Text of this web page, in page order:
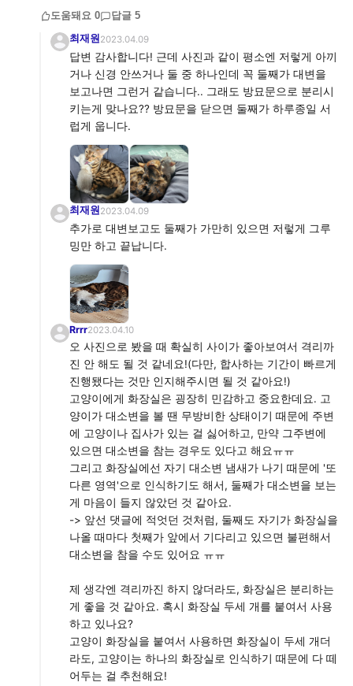
도움돼요 0 답글 5
최재원2023.04.09
답변 감사합니다! 근데 사진과 같이 평소엔 저렇게 아끼
거나 신경 안쓰거나 둘 중 하나인데 꼭 둘째가 대변을
보고나면 그런거 같습니다.. 그래도 방묘문으로 분리시
키는게 맞나요?? 방묘문을 닫으면 둘째가 하루종일 서
럽게 웁니다.
최재원2023.04.09
추가로 대변보고도 둘째가 가만히 있으면 저렇게 그루
밍만 하고 끝납니다.
Rrrr2023.04.10
오 사진으로 봤을 때 확실히 사이가 좋아보여서 격리까
진 안 해도 될 것 같네요!(다만, 합사하는 기간이 빠르게
진행됐다는 것만 인지해주시면 될 것 같아요!)
고양이에게 화장실은 굉장히 민감하고 중요한데요. 고
양이가 대소변을 볼 땐 무방비한 상태이기 때문에 주변
에 고양이나 집사가 있는 걸 싫어하고, 만약 그주변에
있으면 대소변을 참는 경우도 있다고 해요ㅠㅠ
그리고 화장실에선 자기 대소변 냄새가 나기 때문에 '또
다른 영역'으로 인식하기도 해서, 둘째가 대소변을 보는
게 마음이 들지 않았던 것 같아요.
-> 앞선 댓글에 적엇던 것처럼, 둘째도 자기가 화장실을
나올 때마다 첫째가 앞에서 기다리고 있으면 불편해서
대소변을 참을 수도 있어요 ㅠㅠ
제 생각엔 격리까진 하지 않더라도, 화장실은 분리하는
게 좋을 것 같아요. 혹시 화장실 두세 개를 붙여서 사용
하고 있나요?
고양이 화장실을 붙여서 사용하면 화장실이 두세 개더
라도, 고양이는 하나의 화장실로 인식하기 때문에 다 떼
어두는 걸 추천해요!